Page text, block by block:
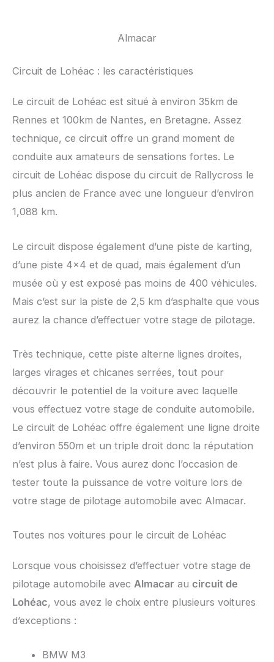
Almacar
Circuit de Lohéac : les caractéristiques
Le circuit de Lohéac est situé à environ 35km de
Rennes et 100km de Nantes, en Bretagne. Assez
technique, ce circuit offre un grand moment de
conduite aux amateurs de sensations fortes. Le
circuit de Lohéac dispose du circuit de Rallycross le
plus ancien de France avec une longueur d’environ
1,088 km.
Le circuit dispose également d’une piste de karting,
d’une piste 4×4 et de quad, mais également d’un
musée où y est exposé pas moins de 400 véhicules.
Mais c’est sur la piste de 2,5 km d’asphalte que vous
aurez la chance d’effectuer votre stage de pilotage.
Très technique, cette piste alterne lignes droites,
larges virages et chicanes serrées, tout pour
découvrir le potentiel de la voiture avec laquelle
vous effectuez votre stage de conduite automobile.
Le circuit de Lohéac offre également une ligne droite
d’environ 550m et un triple droit donc la réputation
n’est plus à faire. Vous aurez donc l’occasion de
tester toute la puissance de votre voiture lors de
votre stage de pilotage automobile avec Almacar.
Toutes nos voitures pour le circuit de Lohéac
Lorsque vous choisissez d’effectuer votre stage de
pilotage automobile avec Almacar au circuit de
Lohéac, vous avez le choix entre plusieurs voitures
d’exceptions :
BMW M3